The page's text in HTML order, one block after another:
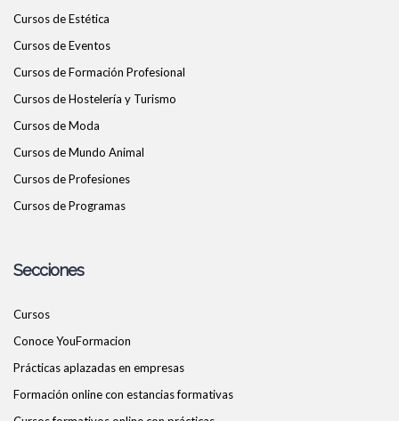
Cursos de Estética
Cursos de Eventos
Cursos de Formación Profesional
Cursos de Hostelería y Turismo
Cursos de Moda
Cursos de Mundo Animal
Cursos de Profesiones
Cursos de Programas
Secciones
Cursos
Conoce YouFormacion
Prácticas aplazadas en empresas
Formación online con estancias formativas